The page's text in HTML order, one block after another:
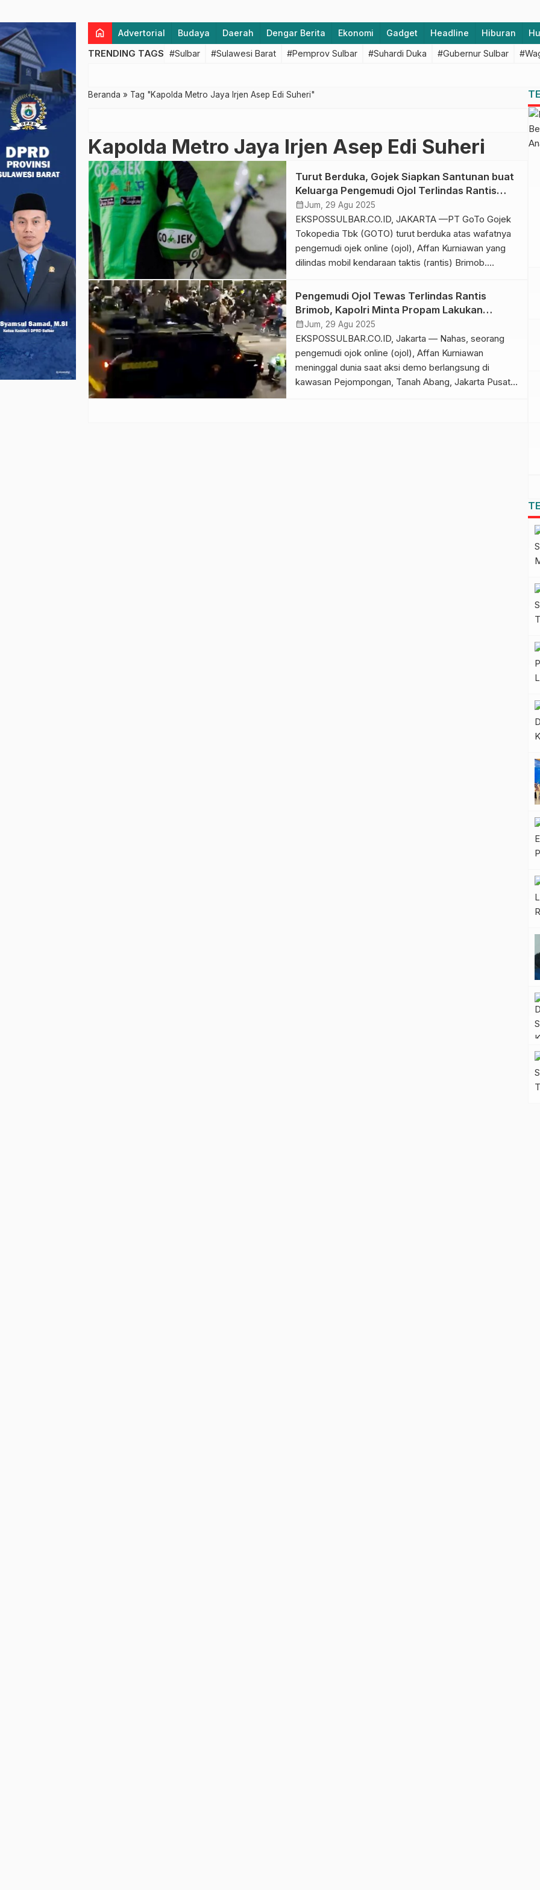
home Advertorial Budaya Daerah Dengar Berita Ekonomi Gadget Headline Hiburan
TRENDING TAGS #Sulbar #Sulawesi Barat #Pemprov Sulbar #Suhardi Duka #Gubernur Sulbar
Beranda » Tag "Kapolda Metro Jaya Irjen Asep Edi Suheri"
Kapolda Metro Jaya Irjen Asep Edi Suheri
Turut Berduka, Gojek Siapkan Santunan buat
Keluarga Pengemudi Ojol Terlindas Rantis
Brimob
calendar_monthJum, 29 Agu 2025
EKSPOSSULBAR.CO.ID, JAKARTA —PT GoTo Gojek
Tokopedia Tbk (GOTO) turut berduka atas wafatnya
pengemudi ojek online (ojol), Affan Kurniawan yang
dilindas mobil kendaraan taktis (rantis) Brimob.
satuan Brimob Polda Metro Jaya yang melakukan
penyisiran aksi demo di kawasan Pejompongan,
Jakarta Pusat, pada Kamis (28/8/2025) malam. Pihak
Gojek pun […]
Pengemudi Ojol Tewas Terlindas Rantis
Brimob, Kapolri Minta Propam Lakukan
Pengusutan
calendar_monthJum, 29 Agu 2025
EKSPOSSULBAR.CO.ID, Jakarta — Nahas, seorang
pengemudi ojok online (ojol), Affan Kurniawan
meninggal dunia saat aksi demo berlangsung di
kawasan Pejompongan, Tanah Abang, Jakarta Pusat,